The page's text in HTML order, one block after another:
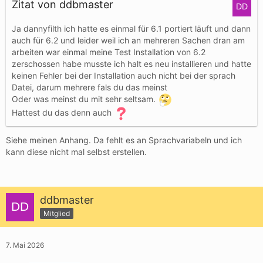
Zitat von ddbmaster
Ja dannyfilth ich hatte es einmal für 6.1 portiert läuft und dann
auch für 6.2 und leider weil ich an mehreren Sachen dran am
arbeiten war einmal meine Test Installation von 6.2
zerschossen habe musste ich halt es neu installieren und hatte
keinen Fehler bei der Installation auch nicht bei der sprach
Datei, darum mehrere fals du das meinst
Oder was meinst du mit sehr seltsam.
Hattest du das denn auch
Siehe meinen Anhang. Da fehlt es an Sprachvariabeln und ich
kann diese nicht mal selbst erstellen.
ddbmaster
Mitglied
7. Mai 2026